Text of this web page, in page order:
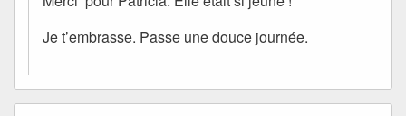
Je t’embrasse. Passe une douce journée.